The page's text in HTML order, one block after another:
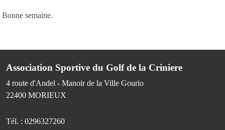
Bonne semaine.
Association Sportive du Golf de la Criniere
4 route d'Andel - Manoir de la Ville Gourio
22400 MORIEUX
Tél. : 0296327260